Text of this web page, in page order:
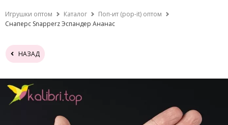
Игрушки оптом Каталог
Поп-ит (pop-it) оптом
Снаперс Snapperz Эспандер Ананас
НАЗАД